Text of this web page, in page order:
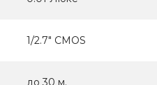
1/2.7" CMOS
до 30 м.